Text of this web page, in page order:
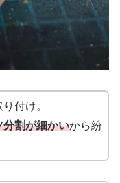
付け。
割が細かいから紛